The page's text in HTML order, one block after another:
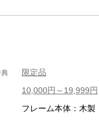
限定品
10,000円～19,999円
フレーム本体：木